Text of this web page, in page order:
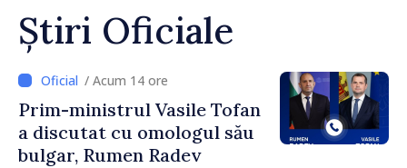
Știri Oficiale
/ Acum 14 ore
Prim-ministrul Vasile Tofan
a discutat cu omologul său
bulgar, Rumen Radev